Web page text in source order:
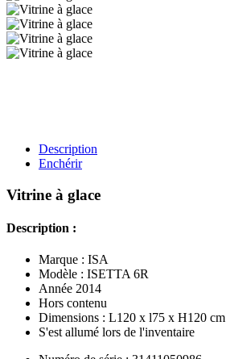
Description
Enchérir
Vitrine à glace
Description :
Marque : ISA
Modèle : ISETTA 6R
Année 2014
Hors contenu
Dimensions : L120 x l75 x H120 cm
S'est allumé lors de l'inventaire